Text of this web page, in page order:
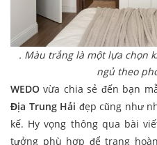
. Màu trắng là một lựa chọn
ngủ theo
WEDO vừa chia sẻ đến bạn
Địa Trung Hải đẹp cũng như
kế. Hy vọng thông qua bài
tưởng phù hợp để trang